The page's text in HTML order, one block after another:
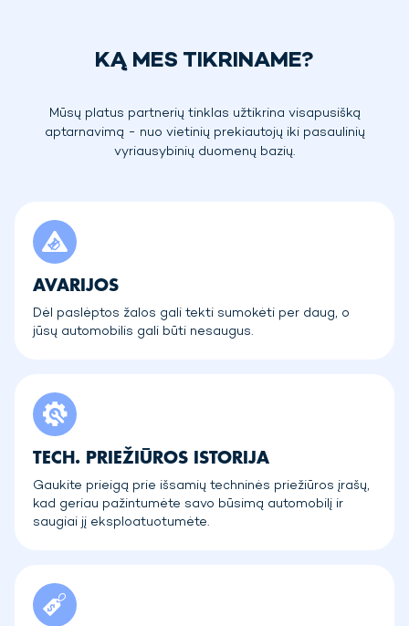
KĄ MES TIKRINAME?
Mūsų platus partnerių tinklas užtikrina visapusišką
aptarnavimą - nuo vietinių prekiautojų iki pasaulinių
vyriausybinių duomenų bazių.
AVARIJOS
Dėl paslėptos žalos gali tekti sumokėti per daug, o
jūsų automobilis gali būti nesaugus.
TECH. PRIEŽIŪROS ISTORIJA
Gaukite prieigą prie išsamių techninės priežiūros įrašų,
kad geriau pažintumėte savo būsimą automobilį ir
saugiai jį eksploatuotumėte.